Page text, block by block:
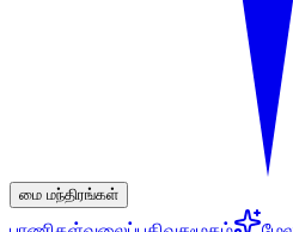
மை மந்திரங்கள்